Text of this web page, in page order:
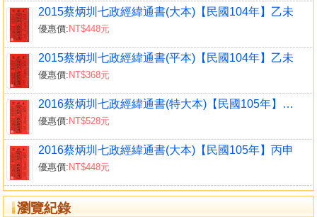
2015蔡炳圳七政經緯通書(大本)【民國104年】乙未
優惠價: NT$448元
2015蔡炳圳七政經緯通書(平本)【民國104年】乙未
優惠價: NT$368元
2016蔡炳圳七政經緯通書(特大本)【民國105年】丙申
優惠價: NT$528元
2016蔡炳圳七政經緯通書(大本)【民國105年】丙申
優惠價: NT$448元
瀏覽紀錄